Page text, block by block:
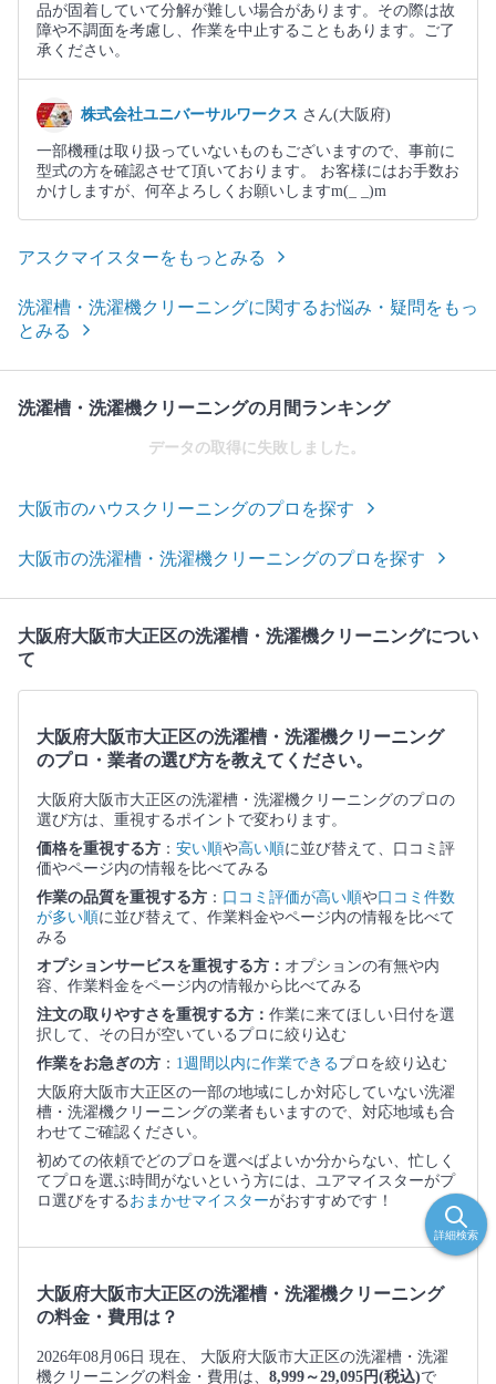
品が固着していて分解が難しい場合があります。その際は故
障や不調面を考慮し、作業を中止することもあります。ご了
承ください。
株式会社ユニバーサルワークス さん(大阪府)
一部機種は取り扱っていないものもございますので、事前に
型式の方を確認させて頂いております。 お客様にはお手数お
かけしますが、何卒よろしくお願いしますm(_ _)m
アスクマイスターをもっとみる
洗濯槽・洗濯機クリーニングに関するお悩み・疑問をもっ
とみる
洗濯槽・洗濯機クリーニングの月間ランキング
データの取得に失敗しました。
大阪市のハウスクリーニングのプロを探す
大阪市の洗濯槽・洗濯機クリーニングのプロを探す
大阪府大阪市大正区の洗濯槽・洗濯機クリーニングについ
て
大阪府大阪市大正区の洗濯槽・洗濯機クリーニング
のプロ・業者の選び方を教えてください。
大阪府大阪市大正区の洗濯槽・洗濯機クリーニングのプロの
選び方は、重視するポイントで変わります。
価格を重視する方 ： 安い順や高い順に並び替えて、口コミ評
価やページ内の情報を比べてみる
作業の品質を重視する方 ： 口コミ評価が高い順や口コミ件数
が多い順に並び替えて、作業料金やページ内の情報を比べて
みる
オプションサービスを重視する方： オプションの有無や内
容、作業料金をページ内の情報から比べてみる
注文の取りやすさを重視する方： 作業に来てほしい日付を選
択して、その日が空いているプロに絞り込む
作業をお急ぎの方 ： 1週間以内に作業できるプロを絞り込む
大阪府大阪市大正区の一部の地域にしか対応していない洗濯
槽・洗濯機クリーニングの業者もいますので、対応地域も合
わせてご確認ください。
初めての依頼でどのプロを選べばよいか分からない、忙しく
てプロを選ぶ時間がないという方には、ユアマイスターがプ
ロ選びをする おまかせマイスターがおすすめです！
大阪府大阪市大正区の洗濯槽・洗濯機クリーニング
の料金・費用は？
2026年08月06日 現在、 大阪府大阪市大正区の洗濯槽・洗濯
機クリーニングの料金・費用は、 8,999～29,095円(税込)で
詳細検索